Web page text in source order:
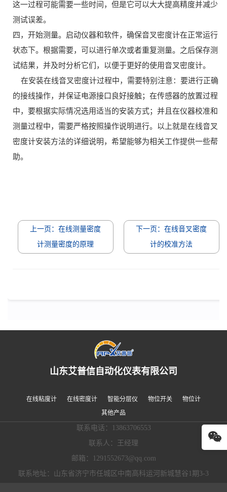
这一过程可能需要一些时间，但是它可以大大提高精度并减少
测试误差。
四，开始测量。启动仪器和软件，确保音叉密度计在正常运行
状态下。根据需要，可以进行单次或者重复测量。之后保存测
试结果，并及时分析它们，以便于更好的使用音叉密度计。
在安装在线音叉密度计过程中，需要特别注意：要进行正确
的接线操作，并保证电源接口良好接触；在传感器的放置过程
中，要根据实际情况选用适当的安装方式；并且在仪器校准和
测量过程中，需要严格按照操作说明进行。以上就是在线音叉
密度计安装方法的详细说明，希望能够为相关工作提供一些帮
助。
上一页：在线测量密度
计测量密度的原理
下一页：在线音叉密度
计的校准方法
山东艾普信自动化仪表有限公司
在线粘度计 在线密度计 智能分层仪 物位开关
物位计
其他产品
联系电话：13863706553
联系人：王经理
邮箱：1291552673@qq.com
联系地址：山东省济宁市任城区中南高科运河新城慧谷1期3-3